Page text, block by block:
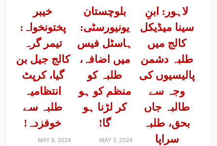
خیبر
پختونخواہ:
تیمر گرہ
کالج جیل بن
گیا، کرپٹ
انتظامیہ
طلبہ سے
خوفزدہ!
MAY 8, 2024
بلوچستان
یونیورسٹی:
ہاسٹل فیس
میں اضافہ،
طلبہ کو
منظم کو ہو
کر لڑنا ہو
گا!
MAY 3, 2024
لاہور: ابنِ
سینا میڈیکل
کالج میں
طلبہ دشمن
پالیسیوں کی
وجہ سے
طالبہ جاں
بحق، طلبہ
سراپا